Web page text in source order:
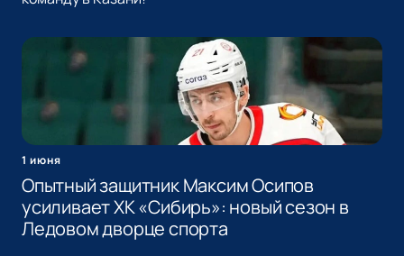
1 июня
Опытный защитник Максим Осипов
усиливает ХК «Сибирь»: новый сезон в
Ледовом дворце спорта